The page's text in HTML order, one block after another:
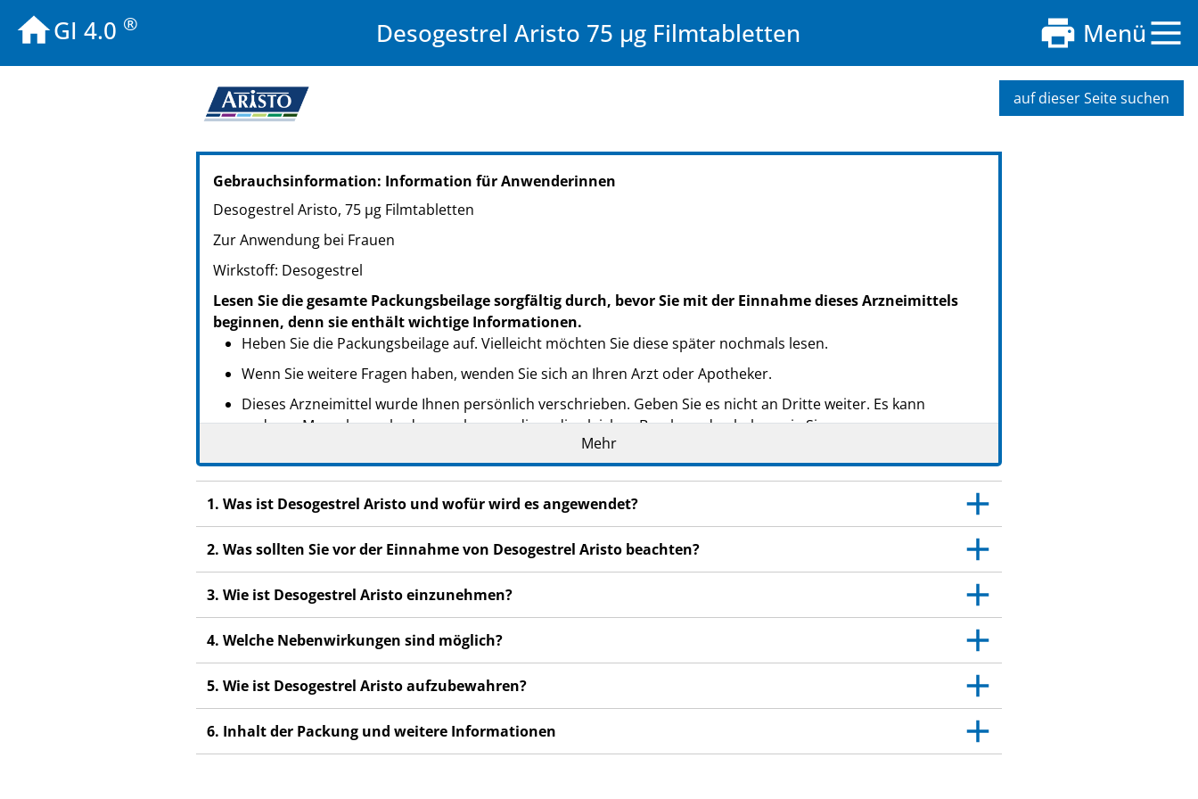
GI 4.0 ® Desogestrel Aristo 75 µg Filmtabletten Menü
auf dieser Seite suchen
PZN: 09929105
PPN: 110992910576
PZN: 09929111
PZN: 09929128
PPN: 110992912832
PZN: 14410517
PPN: 111441051714
Gebrauchsinformation: Information für Anwenderinnen
Desogestrel Aristo, 75 µg Filmtabletten
Zur Anwendung bei Frauen
Wirkstoff: Desogestrel
Lesen Sie die gesamte Packungsbeilage sorgfältig durch, bevor Sie mit der Einnahme dieses Arzneimittels
beginnen, denn sie enthält wichtige Informationen.
Heben Sie die Packungsbeilage auf. Vielleicht möchten Sie diese später nochmals lesen.
Wenn Sie weitere Fragen haben, wenden Sie sich an Ihren Arzt oder Apotheker.
Dieses Arzneimittel wurde Ihnen persönlich verschrieben. Geben Sie es nicht an Dritte weiter. Es kann
anderen Menschen schaden, auch wenn diese die gleichen Beschwerden haben wie Sie.
Nebenwirkungen, die nicht in dieser Packungsbeilage angegeben sind. Siehe Abschnitt 4.
Mehr
1. Was ist Desogestrel Aristo und wofür wird es angewendet?
2. Was sollten Sie vor der Einnahme von Desogestrel Aristo beachten?
3. Wie ist Desogestrel Aristo einzunehmen?
4. Welche Nebenwirkungen sind möglich?
5. Wie ist Desogestrel Aristo aufzubewahren?
6. Inhalt der Packung und weitere Informationen